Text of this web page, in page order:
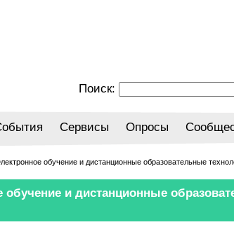
Поиск:
Сервисы Опросы
обучение и дистанционные образовательные
обучение и дистанционные